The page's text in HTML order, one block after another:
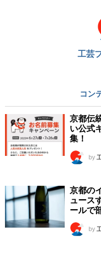
工芸
コン
京都伝
い公式
集！
by
京都の
ュース
ールで
by